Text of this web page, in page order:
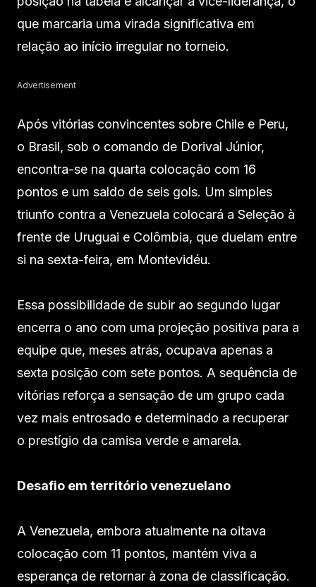
que marcaria uma virada significativa em
relação ao início irregular no torneio.
Advertisement
Após vitórias convincentes sobre Chile e Peru,
o Brasil, sob o comando de Dorival Júnior,
encontra-se na quarta colocação com 16
pontos e um saldo de seis gols. Um simples
triunfo contra a Venezuela colocará a Seleção à
frente de Uruguai e Colômbia, que duelam entre
si na sexta-feira, em Montevidéu.
Essa possibilidade de subir ao segundo lugar
encerra o ano com uma projeção positiva para a
equipe que, meses atrás, ocupava apenas a
sexta posição com sete pontos. A sequência de
vitórias reforça a sensação de um grupo cada
vez mais entrosado e determinado a recuperar
o prestígio da camisa verde e amarela.
Desafio em território venezuelano
A Venezuela, embora atualmente na oitava
colocação com 11 pontos, mantém viva a
esperança de retornar à zona de classificação.